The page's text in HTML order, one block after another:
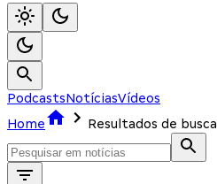
PodcastsNotíciasVídeos
Home
Resultados de busca